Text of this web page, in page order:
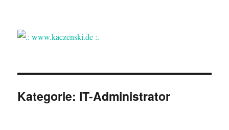
.: www.kaczenski.de :.
Kategorie: IT-Administrator